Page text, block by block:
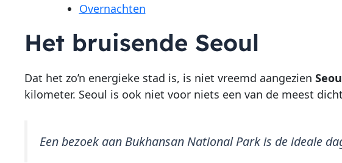
Overnachten
Het bruisende Seoul
Dat het zo’n energieke stad is, is niet vreemd aangezien
kilometer. Seoul is ook niet voor niets een van de meest
Een bezoek aan Bukhansan National Park is de ideale